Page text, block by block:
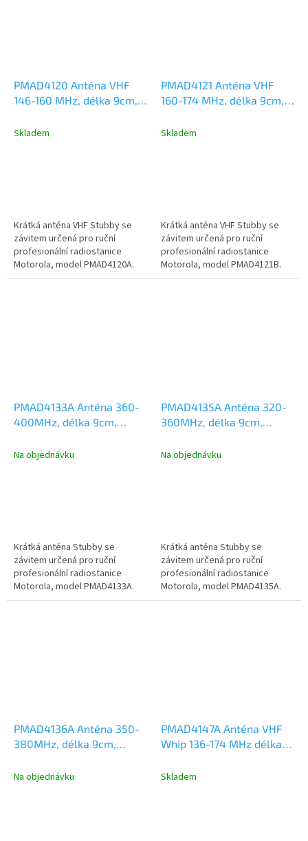
PMAD4120 Anténa VHF
146-160 MHz, délka 9cm,
DP3441, DP4000, R2, R7,
Skladem
Krátká anténa VHF Stubby se
závitem určená pro ruční
profesionální radiostanice
Motorola, model PMAD4120A.
Kmitočtový rozsah VHF 146-
PMAD4121 Anténa VHF
160-174 MHz, délka 9cm,
DP3441, DP4000, R2, R7,
Skladem
Krátká anténa VHF Stubby se
závitem určená pro ruční
profesionální radiostanice
Motorola, model PMAD4121B.
Kmitočtový rozsah VHF 160-
PMAD4133A Anténa 360-
400MHz, délka 9cm,
DP3441, DP4000, R2, R7
Na objednávku
Krátká anténa Stubby se
závitem určená pro ruční
profesionální radiostanice
Motorola, model PMAD4133A.
Kmitočtový rozsah 360-400MHz,
PMAD4135A Anténa 320-
360MHz, délka 9cm,
DP3441, DP4000
Na objednávku
Krátká anténa Stubby se
závitem určená pro ruční
profesionální radiostanice
Motorola, model PMAD4135A.
Kmitočtový rozsah 320-360MHz,
PMAD4136A Anténa 350-
380MHz, délka 9cm,
DP3441, DP4000, R2, R7
Na objednávku
PMAD4147A Anténa VHF
Whip 136-174 MHz délka
R5, R2
Skladem